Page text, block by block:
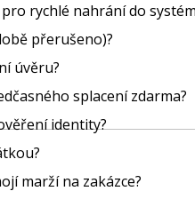
rychlé nahrání do
přerušeno)?
úvěru?
splacení zdarma?
identity?
marží na zakázce?